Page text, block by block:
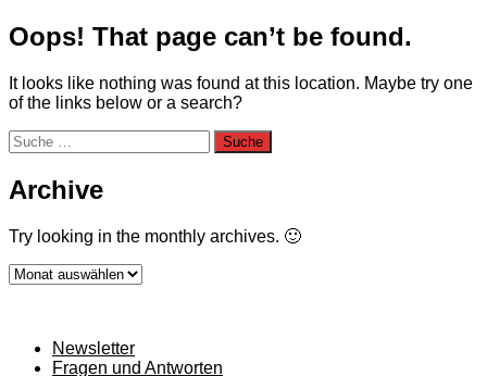
Oops! That page can’t be found.
It looks like nothing was found at this location. Maybe try one
of the links below or a search?
Suche
nach:
Archive
Try looking in the monthly archives. 🙂
Archive
Newsletter
Fragen und Antworten